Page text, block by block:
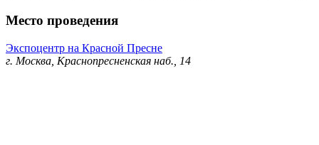
Место проведения
Экспоцентр на Красной Пресне
г. Москва, Краснопресненская наб., 14